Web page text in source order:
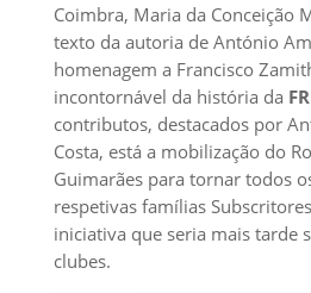
Coimbra, Maria da Conceição
texto da autoria de António
homenagem a Francisco
incontornável da história da
contributos, destacados por
Costa, está a mobilização do
Guimarães para tornar todos
respetivas famílias
iniciativa que seria mais tarde
clubes.